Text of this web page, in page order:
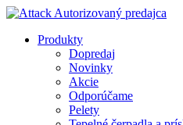
Produkty
Dopredaj
Novinky
Akcie
Odporúčame
Pelety